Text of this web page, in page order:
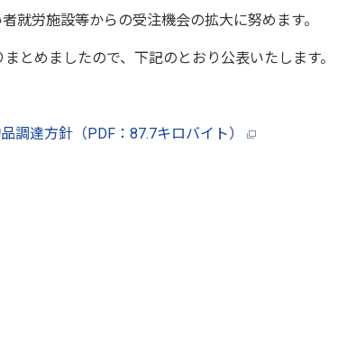
労施設等からの受注機会の拡大に努めます。
とめましたので、下記のとおり公表いたします。
達方針（PDF：87.7キロバイト）